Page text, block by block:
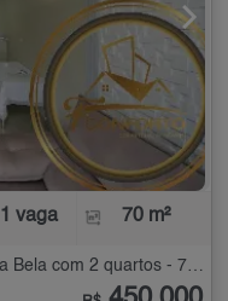
1 vaga 70 m²
Condomínio Fechado à Venda na Vila Bela com 2 quartos - 70 m²